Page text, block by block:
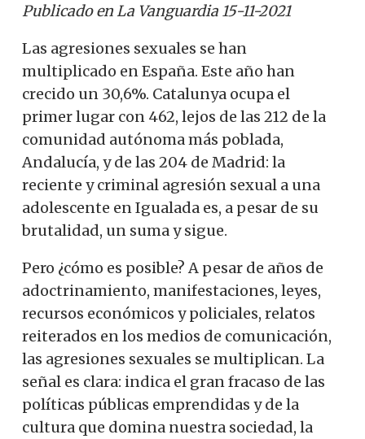
Publicado en La Vanguardia 15-11-2021
Las agresiones sexuales se han
multiplicado en España. Este año han
crecido un 30,6%. Catalunya ocupa el
primer lugar con 462, lejos de las 212 de la
comunidad autónoma más poblada,
Andalucía, y de las 204 de Madrid: la
reciente y criminal agresión sexual a una
adolescente en Igualada es, a pesar de su
brutalidad, un suma y sigue.
Pero ¿cómo es posible? A pesar de años de
adoctrinamiento, manifestaciones, leyes,
recursos económicos y policiales, relatos
reiterados en los medios de comunicación,
las agresiones sexuales se multiplican. La
señal es clara: indica el gran fracaso de las
políticas públicas emprendidas y de la
cultura que domina nuestra sociedad, la